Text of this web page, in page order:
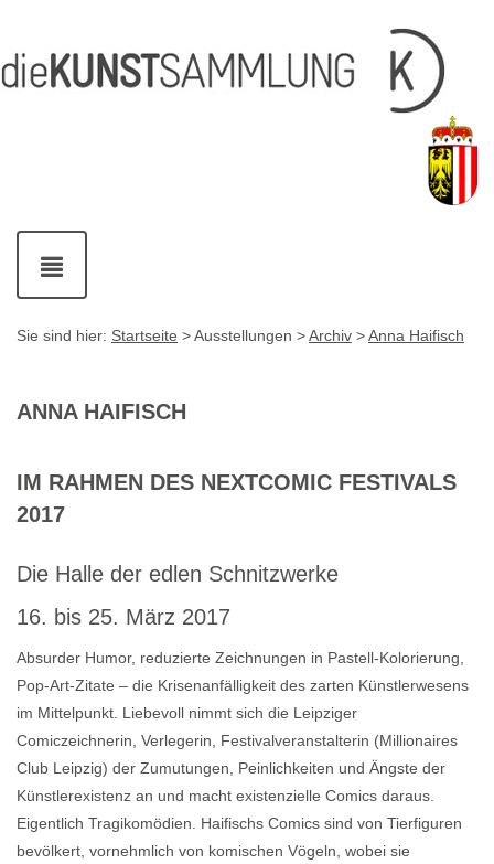
[1]
[2]
Links
[3]
mit
Kontaktdaten
Navigation
ein-
und
Sie sind hier: Startseite > Ausstellungen >Archiv >Anna Haifisch
ANNA HAIFISCH
IM RAHMEN DES NEXTCOMIC FESTIVALS
2017
Die Halle der edlen Schnitzwerke
16. bis 25. März 2017
Absurder Humor, reduzierte Zeichnungen in Pastell-Kolorierung,
Pop-Art-Zitate – die Krisenanfälligkeit des zarten Künstlerwesens
im Mittelpunkt. Liebevoll nimmt sich die Leipziger
Comiczeichnerin, Verlegerin, Festivalveranstalterin (Millionaires
Club Leipzig) der Zumutungen, Peinlichkeiten und Ängste der
Künstlerexistenz an und macht existenzielle Comics daraus.
Eigentlich Tragikomödien. Haifischs Comics sind von Tierfiguren
bevölkert, vornehmlich von komischen Vögeln, wobei sie